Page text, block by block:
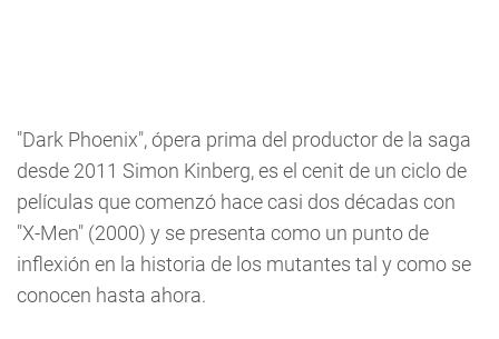
"Dark Phoenix", ópera prima del productor de la saga
desde 2011 Simon Kinberg, es el cenit de un ciclo de
películas que comenzó hace casi dos décadas con
"X-Men" (2000) y se presenta como un punto de
inflexión en la historia de los mutantes tal y como se
conocen hasta ahora.